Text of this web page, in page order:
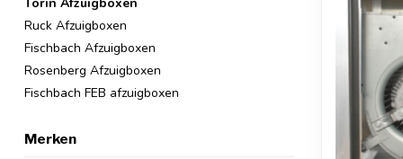
Ruck Afzuigboxen
Fischbach Afzuigboxen
Rosenberg Afzuigboxen
Fischbach FEB afzuigboxen
Merken